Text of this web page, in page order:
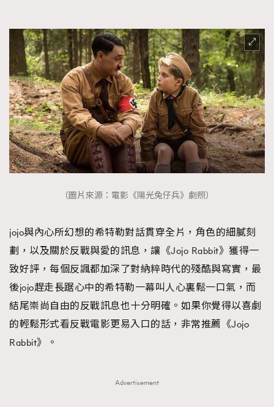
（圖片來源：電影《陽光兔仔兵》劇照）
jojo與內心所幻想的希特勒對話貫穿全片，角色的細膩刻
劃，以及關於反戰與愛的訊息，讓《Jojo Rabbit》獲得一
致好評，每個反諷都加深了對納粹時代的殘酷與寫實，最
後jojo趕走長踞心中的希特勒一幕叫人心裏鬆一口氣，而
結尾崇尚自由的反戰訊息也十分明確。如果你覺得以喜劇
的輕鬆形式看反戰電影更易入口的話，非常推薦《Jojo
Rabbit》。
Advertisement